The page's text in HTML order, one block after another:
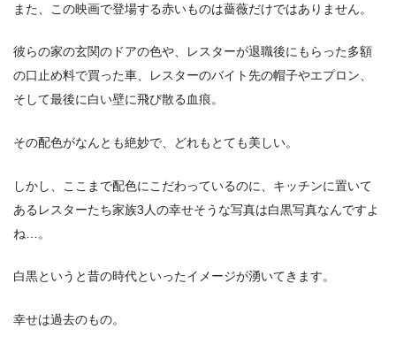
また、この映画で登場する赤いものは薔薇だけではありません。
彼らの家の玄関のドアの色や、レスターが退職後にもらった多額
の口止め料で買った車、レスターのバイト先の帽子やエプロン、
そして最後に白い壁に飛び散る血痕。
その配色がなんとも絶妙で、どれもとても美しい。
しかし、ここまで配色にこだわっているのに、キッチンに置いて
あるレスターたち家族3人の幸せそうな写真は白黒写真なんですよ
ね…。
白黒というと昔の時代といったイメージが湧いてきます。
幸せは過去のもの。